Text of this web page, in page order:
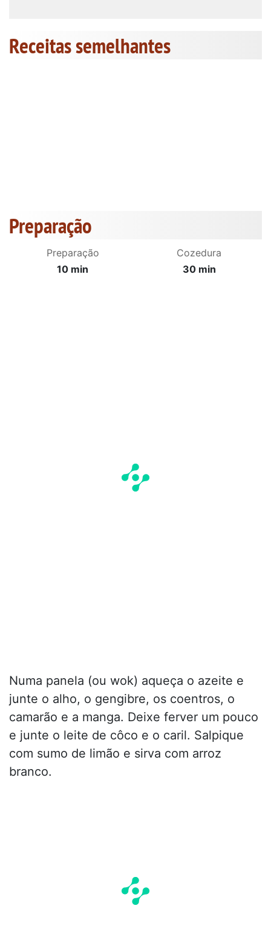
Receitas semelhantes
Preparação
Preparação
10 min
Cozedura
30 min
Numa panela (ou wok) aqueça o azeite e
junte o alho, o gengibre, os coentros, o
camarão e a manga. Deixe ferver um pouco
e junte o leite de côco e o caril. Salpique
com sumo de limão e sirva com arroz
branco.